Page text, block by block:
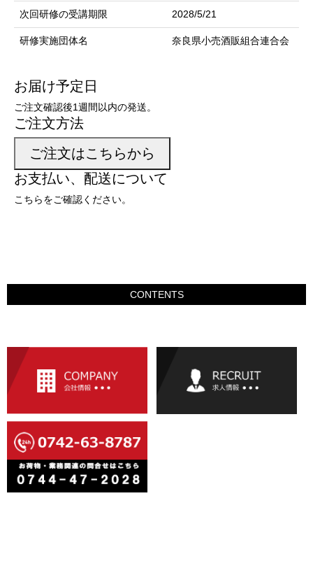
次回研修の受講期限 2028/5/21
研修実施団体名 奈良県小売酒販組合連合会
お届け予定日
ご注文確認後1週間以内の発送。
ご注文方法
ご注文はこちらから
お支払い、配送について
こちらをご確認ください。
CONTENTS